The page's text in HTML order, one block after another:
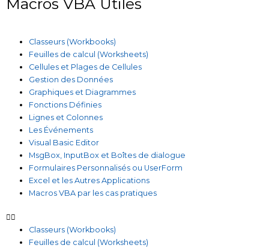
Classeurs (Workbooks)
Feuilles de calcul (Worksheets)
Cellules et Plages de Cellules
Gestion des Données
Graphiques et Diagrammes
Fonctions Définies
Lignes et Colonnes
Les Événements
Visual Basic Editor
MsgBox, InputBox et Boîtes de dialogue
Formulaires Personnalisés ou UserForm
Excel et les Autres Applications
Macros VBA par les cas pratiques
Classeurs (Workbooks)
Feuilles de calcul (Worksheets)